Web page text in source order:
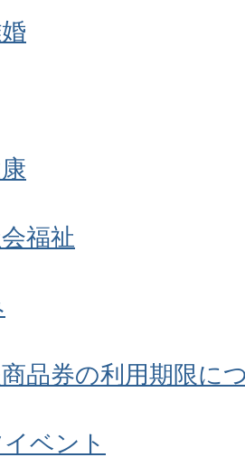
福祉
品券の利用期限に
ベント